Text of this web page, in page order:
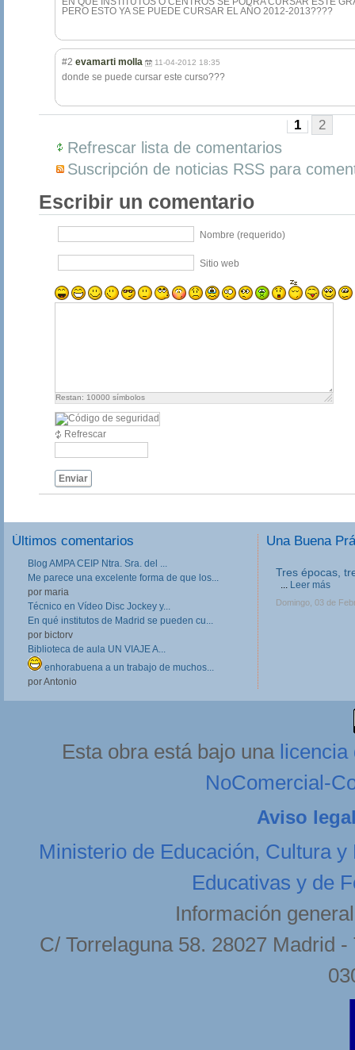
PERO ESTO YA SE PUEDE CURSAR EL AÑO 2012-2013????
#2 evamarti molla 11-04-2012 18:35
donde se puede cursar este curso???
1 2
Refrescar lista de comentarios
Suscripción de noticias RSS para
Escribir un comentario
Nombre (requerido)
Sitio web
Restan: 10000 símbolos
Refrescar
Enviar
Últimos comentarios
Blog AMPA CEIP Ntra. Sra. del ...
Me parece una excelente forma de que los...
por maria
Técnico en Vídeo Disc Jockey y...
En qué institutos de Madrid se pueden cu...
por bictorv
Biblioteca de aula UN VIAJE A...
enhorabuena a un trabajo de muchos...
por Antonio
Una Buena
III Jornadas de
Formación
Las III Jornadas
Formación
Esta obra está bajo una licencia
NoComercial-
Aviso
Ministerio de Educación, Cultura y
Educativas y de
Información
C/ Torrelaguna 58. 28027 Madrid